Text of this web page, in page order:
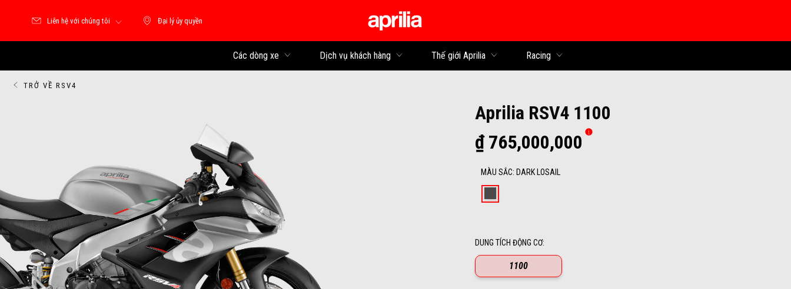
Đại lý ủy quyền
Đại lý ủy quyền
Liên hệ với chúng tôi
Các dòng xe Dịch vụ khách hàng Thế giới Aprilia Racing
TRỞ VỀ RSV4
Aprilia RSV4 1100
₫ 765,000,000
MÀU SẮC: DARK LOSAIL
DUNG TÍCH ĐỘNG CƠ:
1100